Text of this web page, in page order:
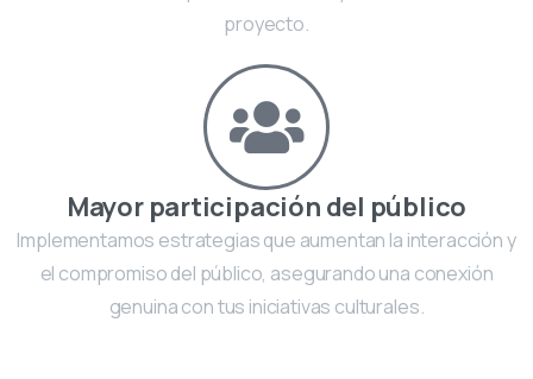
proyecto.
Mayor participación del público
Implementamos estrategias que aumentan la interacción y
el compromiso del público, asegurando una conexión
genuina con tus iniciativas culturales.